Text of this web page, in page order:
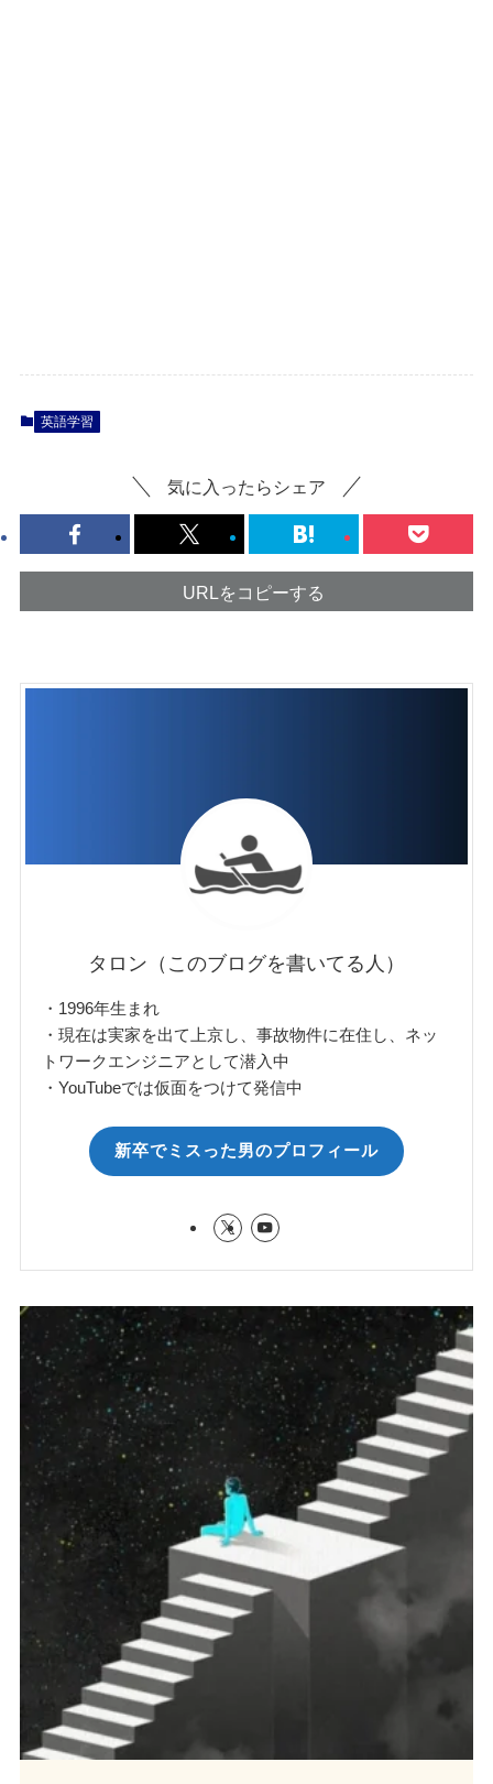
英語学習
気に入ったらシェア
URLをコピーする
タロン（このブログを書いてる人）
・1996年生まれ
・現在は実家を出て上京し、事故物件に在住し、ネッ
トワークエンジニアとして潜入中
・YouTubeでは仮面をつけて発信中
新卒でミスった男のプロフィール